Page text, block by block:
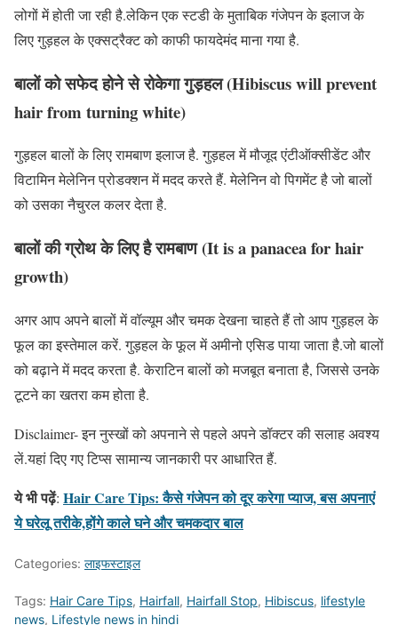
लोगों में होती जा रही है.लेकिन एक स्टडी के मुताबिक गंजेपन के इलाज के
लिए गुड़हल के एक्सट्रैक्ट को काफी फायदेमंद माना गया है.
बालों को सफेद होने से रोकेगा गुड़हल (Hibiscus will prevent
hair from turning white)
गुड़हल बालों के लिए रामबाण इलाज है. गुड़हल में मौजूद एंटीऑक्सीडेंट और
विटामिन मेलेनिन प्रोडक्शन में मदद करते हैं. मेलेनिन वो पिगमेंट है जो बालों
को उसका नैचुरल कलर देता है.
बालों की ग्रोथ के लिए है रामबाण (It is a panacea for hair
growth)
अगर आप अपने बालों में वॉल्यूम और चमक देखना चाहते हैं तो आप गुड़हल के
फूल का इस्तेमाल करें. गुड़हल के फूल में अमीनो एसिड पाया जाता है.जो बालों
को बढ़ाने में मदद करता है. केराटिन बालों को मजबूत बनाता है, जिससे उनके
टूटने का खतरा कम होता है.
Disclaimer- इन नुस्खों को अपनाने से पहले अपने डॉक्टर की सलाह अवश्य
लें.यहां दिए गए टिप्स सामान्य जानकारी पर आधारित हैं.
ये भी पढ़ें: Hair Care Tips: कैसे गंजेपन को दूर करेगा प्याज, बस अपनाएं
ये घरेलू तरीके,होंगे काले घने और चमकदार बाल
Categories: लाइफस्टाइल
Tags: Hair Care Tips, Hairfall, Hairfall Stop, Hibiscus, lifestyle
news, Lifestyle news in hindi